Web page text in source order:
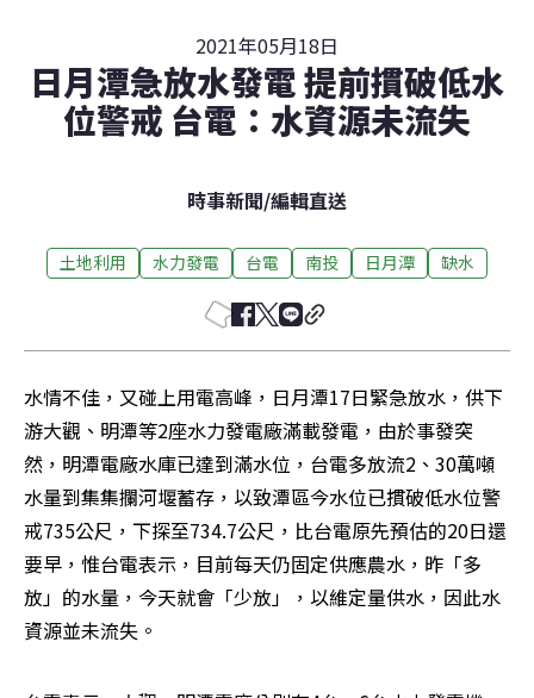
2021年05月18日
日月潭急放水發電 提前摜破低水
位警戒 台電：水資源未流失
時事新聞/編輯直送
土地利用 水力發電 台電 南投 日月潭 缺水
水情不佳，又碰上用電高峰，日月潭17日緊急放水，供下
游大觀、明潭等2座水力發電廠滿載發電，由於事發突
然，明潭電廠水庫已達到滿水位，台電多放流2、30萬噸
水量到集集攔河堰蓄存，以致潭區今水位已摜破低水位警
戒735公尺，下探至734.7公尺，比台電原先預估的20日還
要早，惟台電表示，目前每天仍固定供應農水，昨「多
放」的水量，今天就會「少放」，以維定量供水，因此水
資源並未流失。